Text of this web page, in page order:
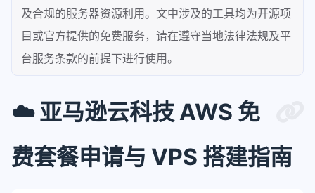
及合规的服务器资源利用。文中涉及的工具均为开源项
目或官方提供的免费服务，请在遵守当地法律法规及平
台服务条款的前提下进行使用。
☁️ 亚马逊云科技 AWS 免
费套餐申请与 VPS 搭建指南